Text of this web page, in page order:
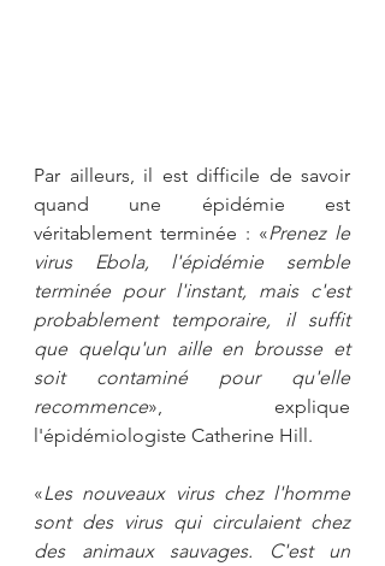
Par ailleurs, il est difficile de savoir
quand une épidémie est
véritablement terminée : «Prenez le
virus Ebola, l'épidémie semble
terminée pour l'instant, mais c'est
probablement temporaire, il suffit
que quelqu'un aille en brousse et
soit contaminé pour qu'elle
recommence», explique
l'épidémiologiste Catherine Hill.
«Les nouveaux virus chez l'homme
sont des virus qui circulaient chez
des animaux sauvages. C'est un